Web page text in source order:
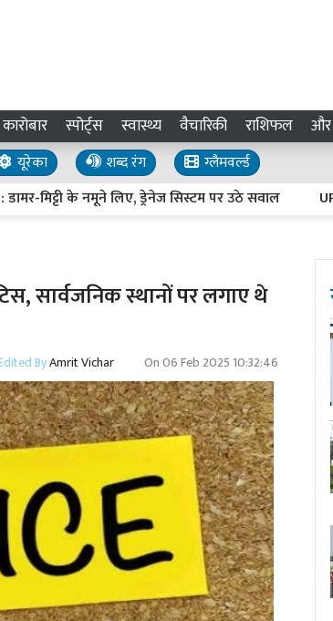
कारोबार स्पोर्ट्स स्वास्थ्य वैचारिकी राशिफल
यूरेका शब्द रंग
ग्लैमवर्ल्ड
के नमूने लिए, ड्रेनेज सिस्टम पर उठे सवाल UP
सार्वजनिक स्थानों पर लगाए थे
ByAmrit Vichar On06 Feb 2025 10:32:46